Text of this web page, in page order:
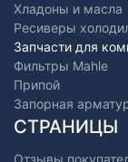
Хладоны и масла
Ресиверы
Запчасти для
Фильтры Mahle
Припой
Запорная
СТРАНИЦЫ